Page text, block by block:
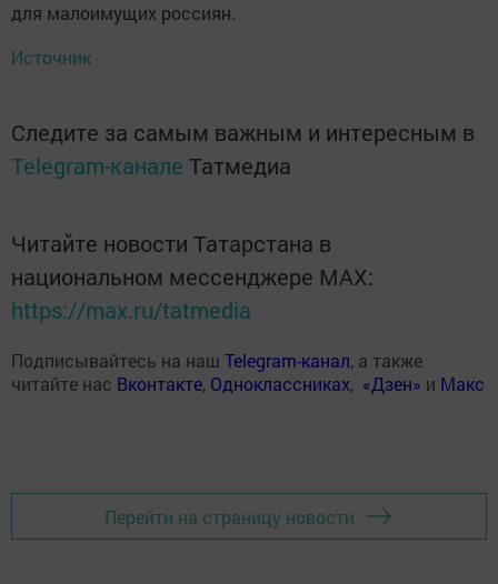
для малоимущих россиян.
Источник
Следите за самым важным и интересным в
Telegram-канале Татмедиа
Читайте новости Татарстана в
национальном мессенджере MАХ:
https://max.ru/tatmedia
Подписывайтесь на наш Telegram-канал, а также
читайте нас Вконтакте, Одноклассниках, «Дзен» и Макс
Перейти на страницу новости